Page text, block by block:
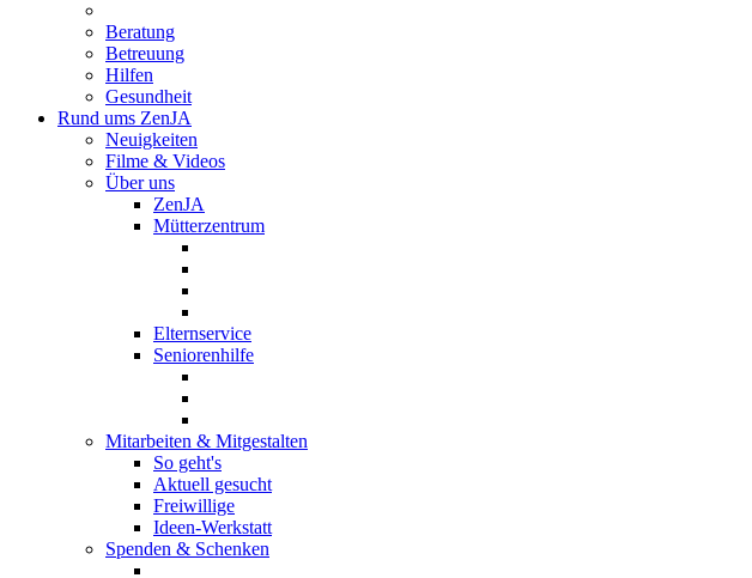
Beratung
Betreuung
Hilfen
Gesundheit
Rund ums ZenJA
Neuigkeiten
Filme & Videos
Über uns
ZenJA
Mütterzentrum
Elternservice
Seniorenhilfe
Mitarbeiten & Mitgestalten
So geht's
Aktuell gesucht
Freiwillige
Ideen-Werkstatt
Spenden & Schenken